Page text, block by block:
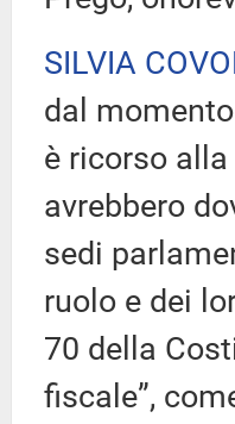
SILVIA
dal
è ricorso
avrebbero
sedi
ruolo e dei
70 della
fiscale”,